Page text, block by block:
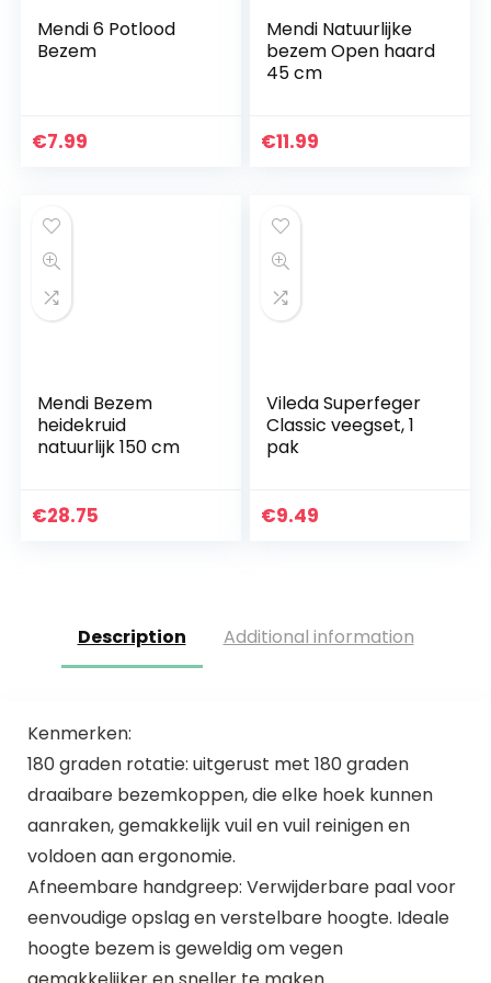
Mendi 6 Potlood
Bezem
€7.99
Mendi Natuurlijke
bezem Open haard
45 cm
€11.99
Mendi Bezem
heidekruid
natuurlijk 150 cm
€28.75
Vileda Superfeger
Classic veegset, 1
pak
€9.49
Description Additional information
Kenmerken:
180 graden rotatie: uitgerust met 180 graden
draaibare bezemkoppen, die elke hoek kunnen
aanraken, gemakkelijk vuil en vuil reinigen en
voldoen aan ergonomie.
Afneembare handgreep: Verwijderbare paal voor
eenvoudige opslag en verstelbare hoogte. Ideale
hoogte bezem is geweldig om vegen